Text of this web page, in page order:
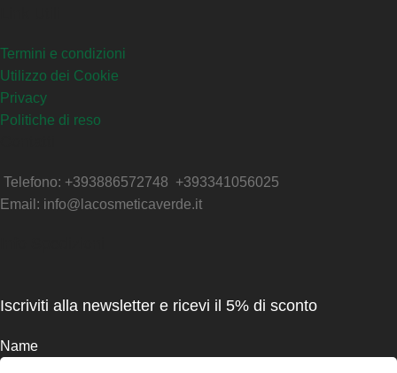
Termini e condizioni
Utilizzo dei Cookie
Privacy
Politiche di reso
Telefono: +393886572748 +393341056025
Email: info@lacosmeticaverde.it
Iscriviti alla newsletter e ricevi il 5% di sconto
Name